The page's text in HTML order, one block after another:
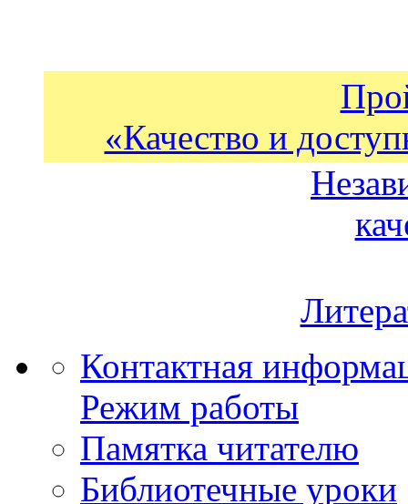
«Качество и
Контактная
Режим работы
Памятка читателю
Библиотечные уроки